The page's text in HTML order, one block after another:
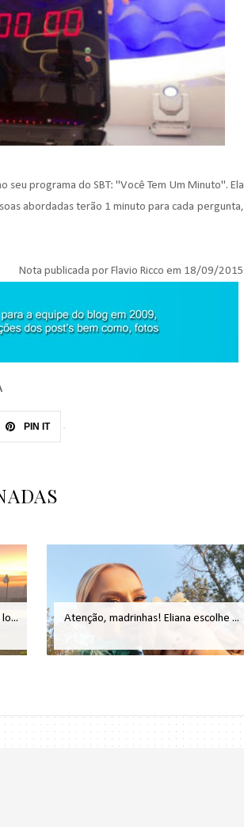
seu programa do SBT: "Você Tem Um Minuto". Ela
abordadas terão 1 minuto para cada pergunta,
Nota publicada por Flavio Ricco em 18/09/2015
PIN IT
Atenção, madrinhas! Eliana escolhe ...